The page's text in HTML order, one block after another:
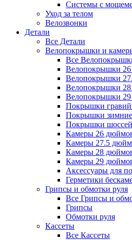
Системы с
Уход за телом
Велозвонки
Детали
Все Детали
Велопокрышки и
Все
Велопокрышки
Велопокрышки
Велопокрышки
Велопокрышки
Покрышки
Покрышки зимние
Покрышки
Камеры 26
Камеры 27.5
Камеры 28
Камеры 29
Аксессуары для
Герметики
Грипсы и обмотки руля
Все Грипсы и
Грипсы
Обмотки руля
Кассеты
Все Кассеты